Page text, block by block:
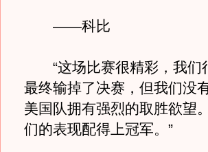
——科比
“这场比赛很精彩，我们
最终输掉了决赛，但我们没
美国队拥有强烈的取胜欲望
们的表现配得上冠军。”